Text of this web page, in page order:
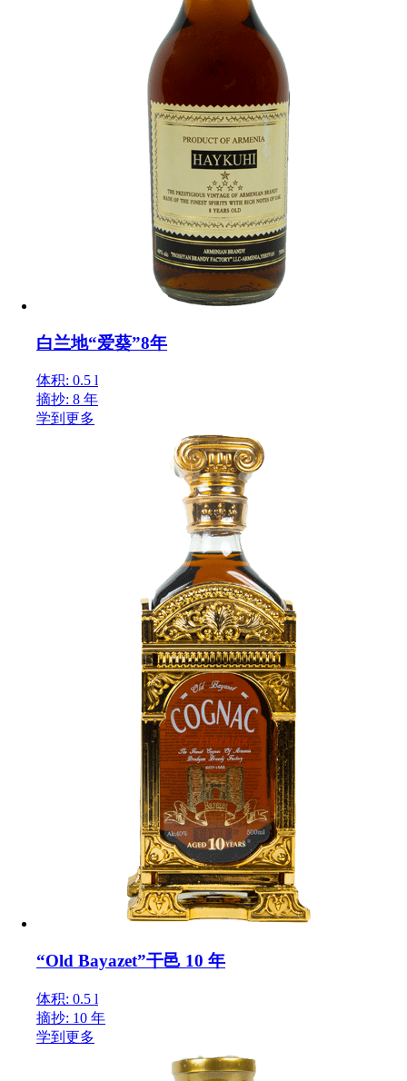
白兰地“爱葵”8年
体积: 0.5 l
摘抄: 8 年
学到更多
“Old Bayazet”干邑 10 年
体积: 0.5 l
摘抄: 10 年
学到更多